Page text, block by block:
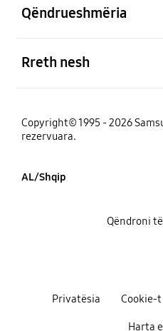
Qëndrueshmëria
Rreth nesh
Copyright© 1995 - 2026
rezervuara.
AL/Shqip
Privatësia Cookie-t
Harta
Qëndroni